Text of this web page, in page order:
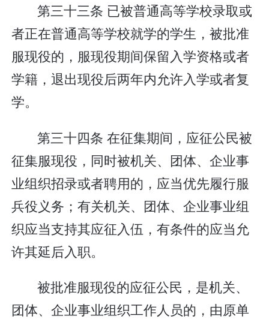
第三十三条 已被普通高等学校录取或
者正在普通高等学校就学的学生，被批准
服现役的，服现役期间保留入学资格或者
学籍，退出现役后两年内允许入学或者复
学。
第三十四条 在征集期间，应征公民被
征集服现役，同时被机关、团体、企业事
业组织招录或者聘用的，应当优先履行服
兵役义务；有关机关、团体、企业事业组
织应当支持其应征入伍，有条件的应当允
许其延后入职。
被批准服现役的应征公民，是机关、
团体、企业事业组织工作人员的，由原单